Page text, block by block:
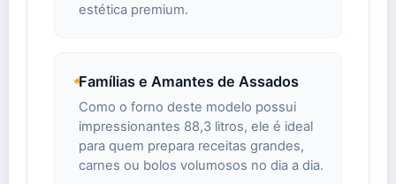
estética premium.
Famílias e Amantes de Assados
Como o forno deste modelo possui
impressionantes 88,3 litros, ele é ideal
para quem prepara receitas grandes,
carnes ou bolos volumosos no dia a dia.